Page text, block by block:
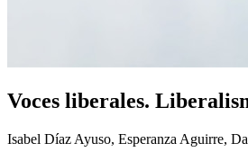
Voces liberales.
Isabel Díaz Ayuso, Esperanza Aguirre,